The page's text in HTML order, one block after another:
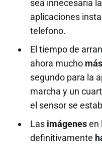
sea innecesaria
aplicaciones
telefono.
El tiempo de
ahora mucho
segundo para la
marcha y un
el sensor se
Lasimágenesen
definitivamente